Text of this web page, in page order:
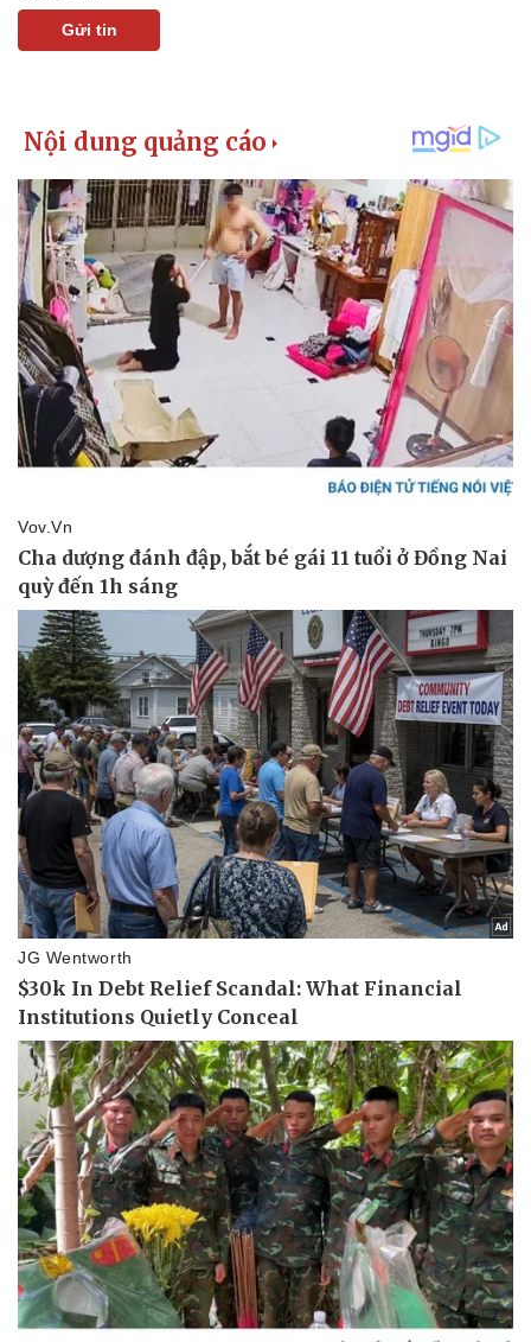
Bất động sản
Khởi nghiệp
Giá vàng
Tiêu dùng
Tỷ giá
Chứng khoán
Giá cà phê
Pháp luật Quân sự - Quốc phòng
Gửi tin